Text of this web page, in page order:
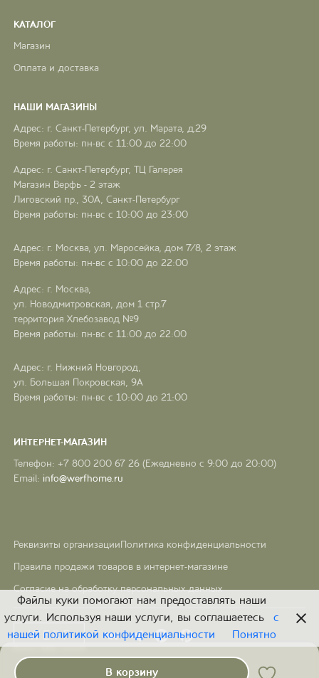
В корзину
КАТАЛОГ
Магазин
Оплата и доставка
НАШИ МАГАЗИНЫ
Адрес: г. Санкт-Петербург, ул. Марата, д.29
Время работы: пн-вс с 11:00 до 22:00
Адрес: г. Санкт-Петербург, ТЦ Галерея
Магазин Верфь - 2 этаж
Лиговский пр., 30А, Санкт-Петербург
Время работы: пн-вс с 10:00 до 23:00
Адрес: г. Москва, ул. Маросейка, дом 7/8, 2 этаж
Время работы: пн-вс с 10:00 до 22:00
Адрес: г. Москва,
ул. Новодмитровская, дом 1 стр.7
территория Хлебозавод №9
Время работы: пн-вс с 11:00 до 22:00
Адрес: г. Нижний Новгород,
ул. Большая Покровская, 9А
Время работы: пн-вс с 10:00 до 21:00
ИНТЕРНЕТ-МАГАЗИН
Телефон: +7 800 200 67 26 (Ежедневно с 9:00 до 20:00)
Email: info@werfhome.ru
Реквизиты организации Политика конфиденциальности
Правила продажи товаров в интернет-магазине
Согласие на обработку персональных данных
Файлы куки помогают нам предоставлять наши
услуги. Используя наши услуги, вы соглашаетесь
с
нашей политикой конфиденциальности
Понятно